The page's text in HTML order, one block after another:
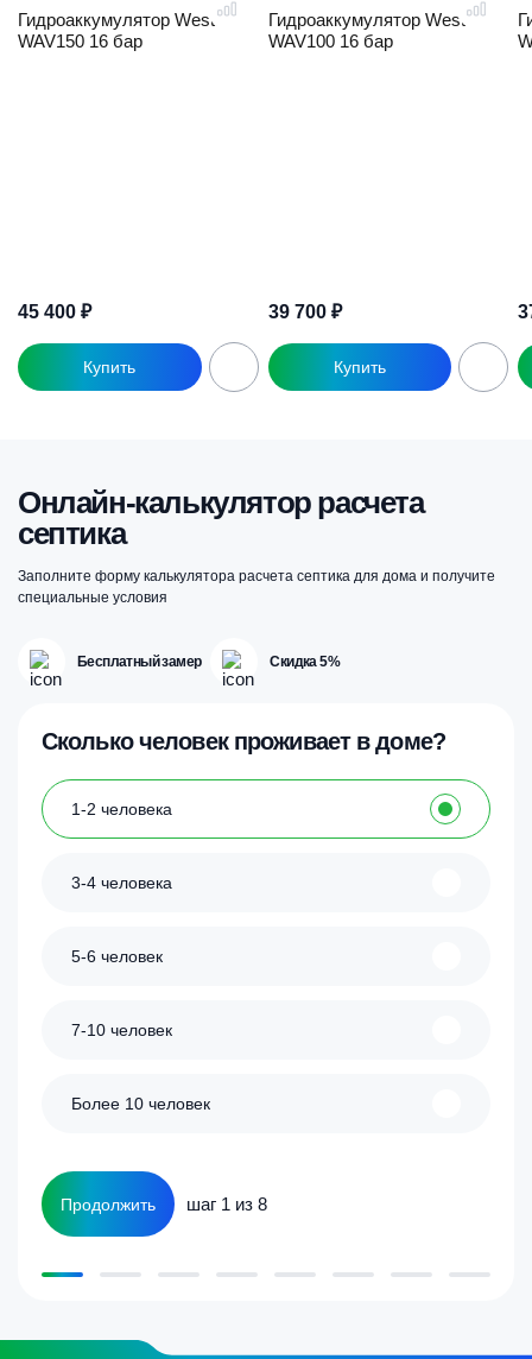
Гидроаккумулятор Wester
WAV150 16 бар
45 400 ₽
Гидроаккумулятор Wester
WAV100 16 бар
39 700 ₽
Онлайн-калькулятор расчета
септика
Заполните форму калькулятора расчета септика для дома и получите
специальные условия
Бесплатный замер Скидка 5%
Сколько человек проживает в доме?
1-2 человека
3-4 человека
5-6 человек
7-10 человек
Более 10 человек
Продолжить шаг 1 из 8